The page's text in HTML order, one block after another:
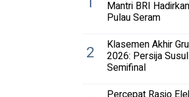
Mantri BRI
Pulau Seram
2 Klasemen Akhir
2026: Persija
Semifinal